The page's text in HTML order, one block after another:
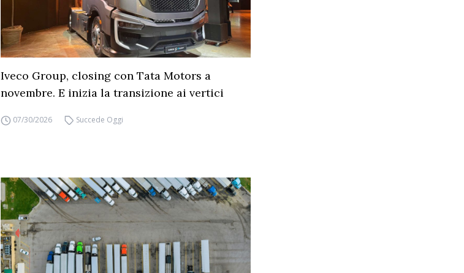
Iveco Group, closing con Tata Motors a
novembre. E inizia la transizione ai vertici
07/30/2026 Succede Oggi